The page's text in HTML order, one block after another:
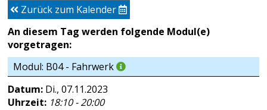
Zurück zum Kalender
An diesem Tag werden folgende Modul(e)
vorgetragen:
Modul: B04 - Fahrwerk
Datum: Di., 07.11.2023
Uhrzeit: 18:10 - 20:00